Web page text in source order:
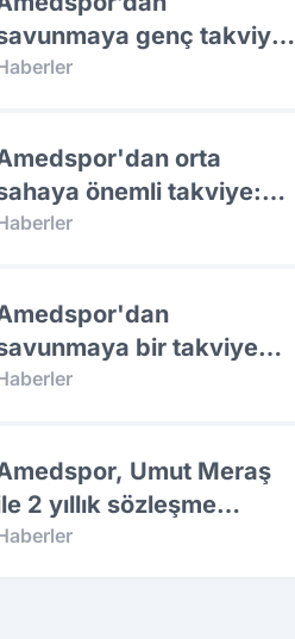
genç takviye:
Cissé ile 3 yıllık
orta
önemli takviye:
Soyalp ile
bir takviye
Lumbardh Dellova
Umut Meraş
2 yıllık sözleşme